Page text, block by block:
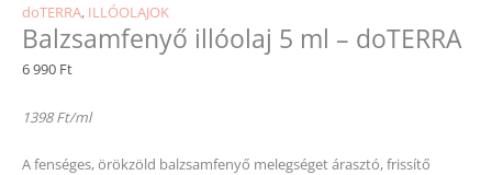
doTERRA, ILLÓOLAJOK
Balzsamfenyő illóolaj 5 ml – doTERRA
6 990 Ft
1398 Ft/ml
A fenséges, örökzöld balzsamfenyő melegséget árasztó, frissítő